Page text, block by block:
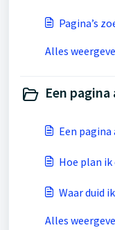
Pagina’s
Alles
Een
Een
Hoe plan
Waar duid
Alles